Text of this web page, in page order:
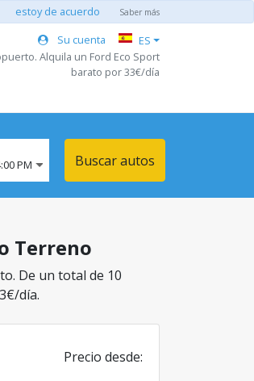
estoy de acuerdo Saber más
Su cuenta
ES
Alquila un Ford Eco Sport
barato por 33€/día
PM Buscar autos
Terreno
De un total de 10
día.
Precio desde: